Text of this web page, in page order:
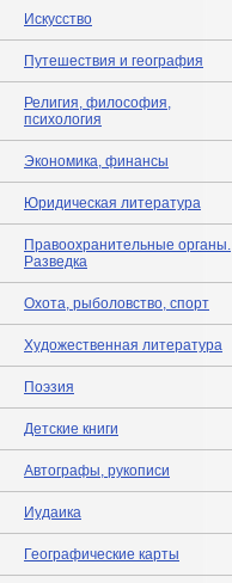
Искусство
Путешествия и география
Религия, философия,
психология
Экономика, финансы
Юридическая литература
Правоохранительные органы.
Разведка
Охота, рыболовство, спорт
Художественная литература
Поэзия
Детские книги
Автографы, рукописи
Иудаика
Географические карты